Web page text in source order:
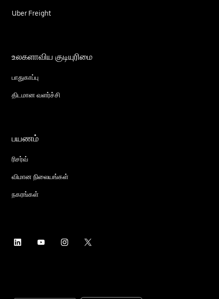
Uber Freight
உலகளாவிய குடியுரிமை
பாதுகாப்பு
திடமான வளர்ச்சி
பயணம்
ரிசர்வ்
விமான நிலையங்கள்
நகரங்கள்